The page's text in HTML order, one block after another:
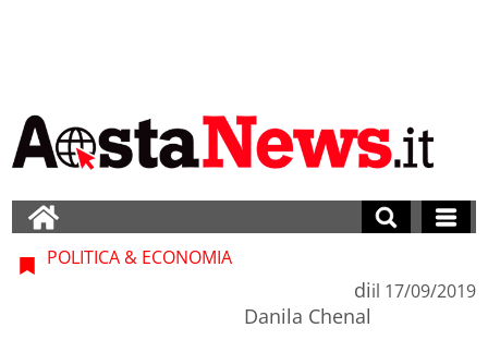
POLITICA & ECONOMIA
di
Danila Chenal
il 17/09/2019